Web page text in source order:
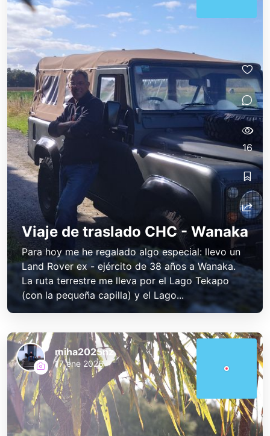
Viaje de traslado CHC - Wanaka
Para hoy me he regalado algo especial: llevo un
Land Rover ex - ejército de 38 años a Wanaka.
La ruta terrestre me lleva por el Lago Tekapo
(con la pequeña capilla) y el Lago...
16
miha2025nz
17 ene 2026